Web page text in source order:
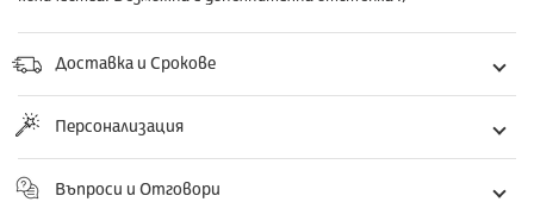
Доставка и Срокове
Персонализация
Въпроси и Отговори